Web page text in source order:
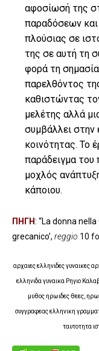
αφοσίωσή της
παραδόσεων και
πλούσιας σε
της σε αυτή τη
φορά τη
παρελθόντος
καθιστώντας
μελέτης αλλά
συμβάλλει στην
κοινότητας. Το
παράδειγμα του
μοχλός
κάποιου.
ΠΗΓΗ: “La donna
grecanico’, reggio 10
αρχαιες ελληνιδες γυναικες
ελληνιδα γυναικα Ρηγιο
μυθος ηρωιδες θεες,
συγγραφεας ελληνικη
ταυτοτητα